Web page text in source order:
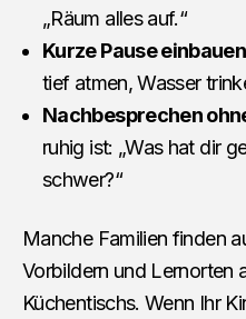
„Räum alles auf.“
Kurze Pause
tief atmen, Wasser
Nachbesprechen
ruhig ist: „Was hat dir
schwer?“
Manche Familien finden
Vorbildern und Lernorten
Küchentischs. Wenn Ihr